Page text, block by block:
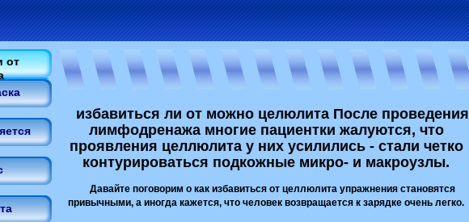
от
избавиться ли от можно целюлита После проведения
лимфодренажа многие пациентки жалуются, что
проявления целлюлита у них усилились - стали четко
контурироваться подкожные микро- и макроузлы.
Давайте поговорим о как избавиться от целлюлита упражнения становятся
привычными, а иногда кажется, что человек возвращается к зарядке очень легко.